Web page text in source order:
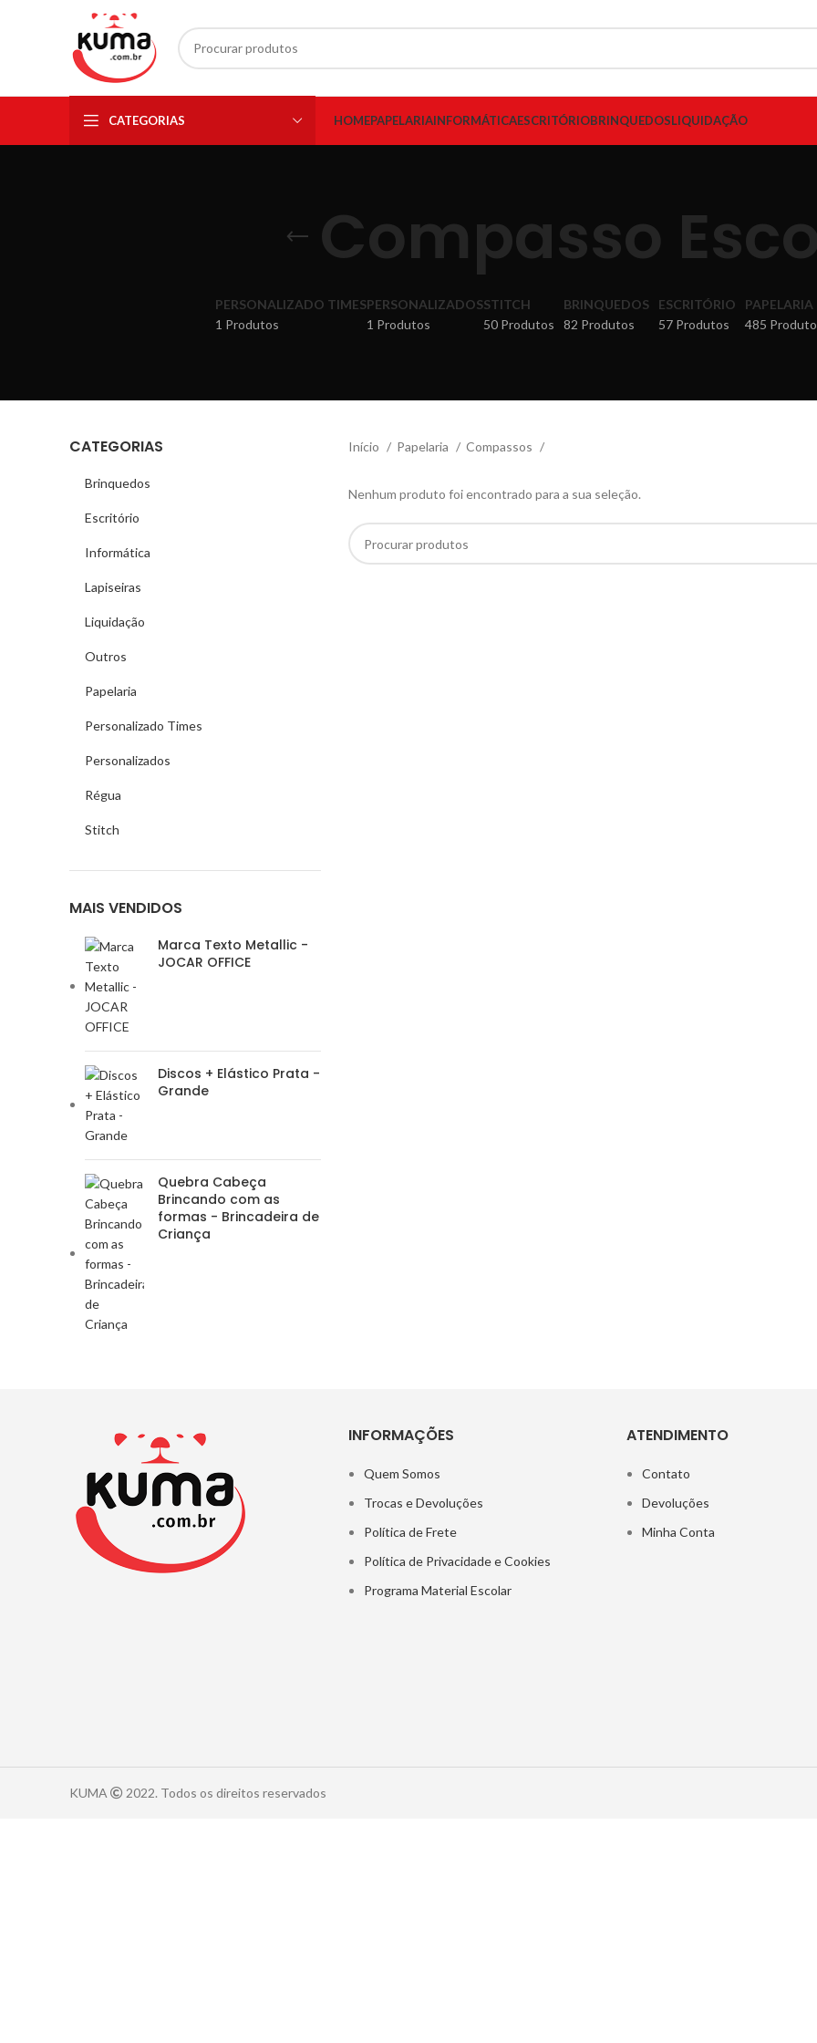
CATEGORIAS HOMEPAPELARIAINFORMÁTICAESCRITÓRIOBRINQUEDOSLIQUIDAÇÃO
Compasso
PERSONALIZADO TIMES
1 Produtos
PERSONALIZADOS
1 Produtos
STITCH
50 Produtos
BRINQUEDOS
82 Produtos
ESCRITÓRIO
57 Produtos
PAPELARIA
485
CATEGORIAS
Brinquedos
Escritório
Informática
Lapiseiras
Liquidação
Outros
Papelaria
Personalizado Times
Personalizados
Régua
Stitch
MAIS VENDIDOS
Marca Texto Metallic -
JOCAR OFFICE
Discos + Elástico Prata -
Grande
Quebra Cabeça
Brincando com as
formas - Brincadeira de
Criança
Início Papelaria Compassos
Nenhum produto foi encontrado para a sua seleção.
INFORMAÇÕES
Quem Somos
Trocas e Devoluções
Política de Frete
Política de Privacidade e Cookies
Programa Material Escolar
ATENDIMENTO
Contato
Devoluções
Minha Conta
KUMA 2022. Todos os direitos reservados